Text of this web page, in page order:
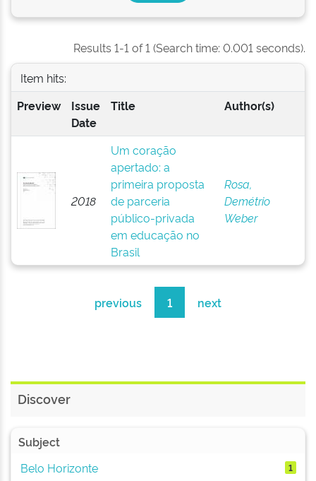
Results 1-1 of 1 (Search time: 0.001 seconds).
Item hits:
Preview
Issue
Date
Title Author(s)
2018
Um coração
apertado: a
primeira proposta
de parceria
público-privada
em educação no
Brasil
Rosa,
Demétrio
Weber
previous 1 next
Discover
Subject
Belo Horizonte
1